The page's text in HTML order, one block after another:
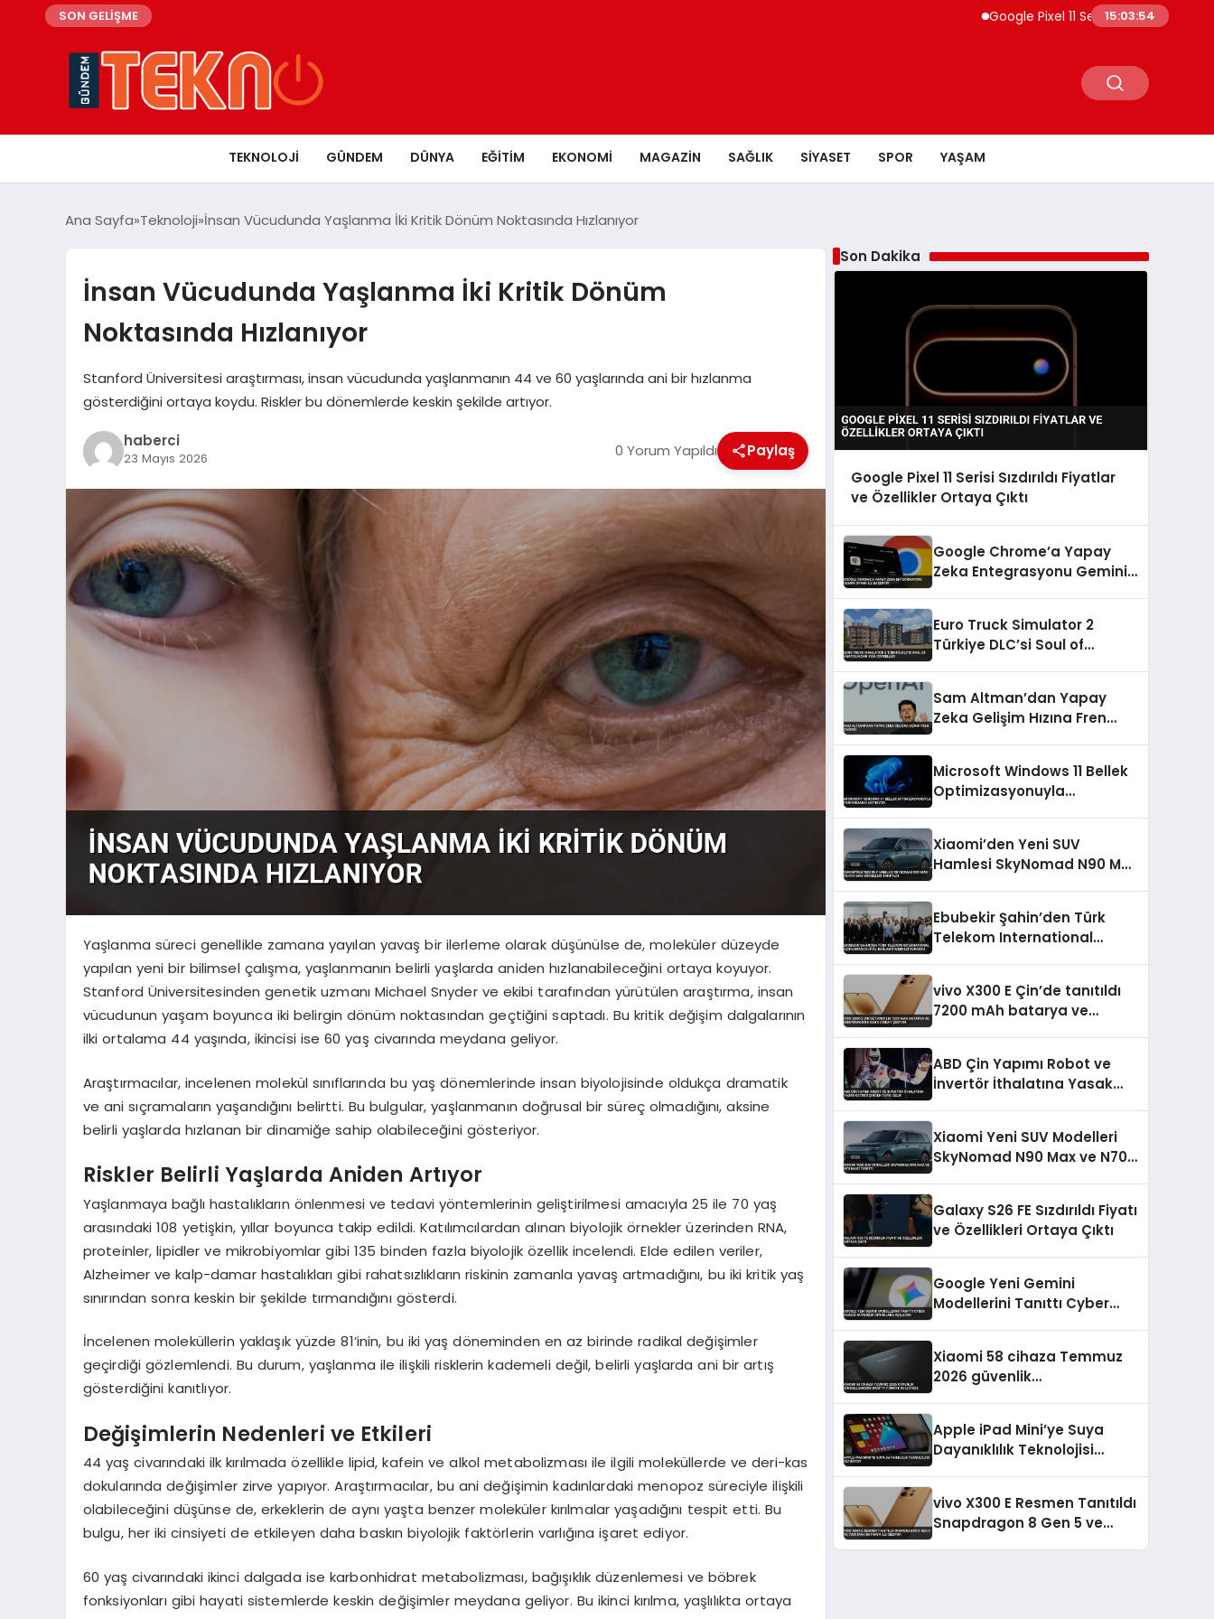
SON GELİŞME Google Pixel 11 Serisi Sızdırıldı Fiyatlar ve
15:03:55
TEKNOLOJI GÜNDEM DÜNYA EĞITIM EKONOMI MAGAZIN SAĞLIK SIYASET SPOR YAŞAM
Ana Sayfa Teknoloji İnsan Vücudunda Yaşlanma İki Kritik Dönüm Noktasında Hızlanıyor
İnsan Vücudunda Yaşlanma İki Kritik Dönüm
Noktasında Hızlanıyor
Stanford Üniversitesi araştırması, insan vücudunda yaşlanmanın 44 ve 60 yaşlarında ani bir hızlanma
gösterdiğini ortaya koydu. Riskler bu dönemlerde keskin şekilde artıyor.
haberci
23 Mayıs 2026 0 Yorum Yapıldı Paylaş
Yaşlanma süreci genellikle zamana yayılan yavaş bir ilerleme olarak düşünülse de, moleküler düzeyde
yapılan yeni bir bilimsel çalışma, yaşlanmanın belirli yaşlarda aniden hızlanabileceğini ortaya koyuyor.
Stanford Üniversitesinden genetik uzmanı Michael Snyder ve ekibi tarafından yürütülen araştırma, insan
vücudunun yaşam boyunca iki belirgin dönüm noktasından geçtiğini saptadı. Bu kritik değişim dalgalarının
ilki ortalama 44 yaşında, ikincisi ise 60 yaş civarında meydana geliyor.
Araştırmacılar, incelenen molekül sınıflarında bu yaş dönemlerinde insan biyolojisinde oldukça dramatik
ve ani sıçramaların yaşandığını belirtti. Bu bulgular, yaşlanmanın doğrusal bir süreç olmadığını, aksine
belirli yaşlarda hızlanan bir dinamiğe sahip olabileceğini gösteriyor.
Riskler Belirli Yaşlarda Aniden Artıyor
Yaşlanmaya bağlı hastalıkların önlenmesi ve tedavi yöntemlerinin geliştirilmesi amacıyla 25 ile 70 yaş
arasındaki 108 yetişkin, yıllar boyunca takip edildi. Katılımcılardan alınan biyolojik örnekler üzerinden RNA,
proteinler, lipidler ve mikrobiyomlar gibi 135 binden fazla biyolojik özellik incelendi. Elde edilen veriler,
Alzheimer ve kalp-damar hastalıkları gibi rahatsızlıkların riskinin zamanla yavaş artmadığını, bu iki kritik yaş
sınırından sonra keskin bir şekilde tırmandığını gösterdi.
İncelenen moleküllerin yaklaşık yüzde 81’inin, bu iki yaş döneminden en az birinde radikal değişimler
geçirdiği gözlemlendi. Bu durum, yaşlanma ile ilişkili risklerin kademeli değil, belirli yaşlarda ani bir artış
gösterdiğini kanıtlıyor.
Değişimlerin Nedenleri ve Etkileri
44 yaş civarındaki ilk kırılmada özellikle lipid, kafein ve alkol metabolizması ile ilgili moleküllerde ve deri-kas
dokularında değişimler zirve yapıyor. Araştırmacılar, bu ani değişimin kadınlardaki menopoz süreciyle ilişkili
olabileceğini düşünse de, erkeklerin de aynı yaşta benzer moleküler kırılmalar yaşadığını tespit etti. Bu
bulgu, her iki cinsiyeti de etkileyen daha baskın biyolojik faktörlerin varlığına işaret ediyor.
60 yaş civarındaki ikinci dalgada ise karbonhidrat metabolizması, bağışıklık düzenlemesi ve böbrek
fonksiyonları gibi hayati sistemlerde keskin değişimler meydana geliyor. Bu ikinci kırılma, yaşlılıkta ortaya
Son Dakika
Google Pixel 11 Serisi Sızdırıldı Fiyatlar
ve Özellikler Ortaya Çıktı
Google Chrome’a Yapay
Zeka Entegrasyonu Gemini
Euro Truck Simulator 2
Türkiye DLC’si Soul of
Sam Altman’dan Yapay
Zeka Gelişim Hızına Fren
Microsoft Windows 11 Bellek
Optimizasyonuyla
Xiaomi’den Yeni SUV
Hamlesi SkyNomad N90 Max
Ebubekir Şahin’den Türk
Telekom International
vivo X300 E Çin’de tanıtıldı
7200 mAh batarya ve
ABD Çin Yapımı Robot ve
İnvertör İthalatına Yasak
Xiaomi Yeni SUV Modelleri
SkyNomad N90 Max ve N70
Galaxy S26 FE Sızdırıldı Fiyatı
ve Özellikleri Ortaya Çıktı
Google Yeni Gemini
Modellerini Tanıttı Cyber
Xiaomi 58 cihaza Temmuz
2026 güvenlik
Apple iPad Mini’ye Suya
Dayanıklılık Teknolojisi
vivo X300 E Resmen Tanıtıldı
Snapdragon 8 Gen 5 ve